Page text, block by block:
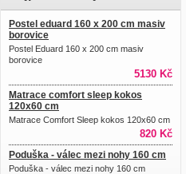
Postel eduard 160 x 200 cm masiv
borovice
Postel Eduard 160 x 200 cm masiv
borovice
5130 Kč
Matrace comfort sleep kokos
120x60 cm
Matrace Comfort Sleep kokos 120x60 cm
820 Kč
Poduška - válec mezi nohy 160 cm
Poduška - válec mezi nohy 160 cm